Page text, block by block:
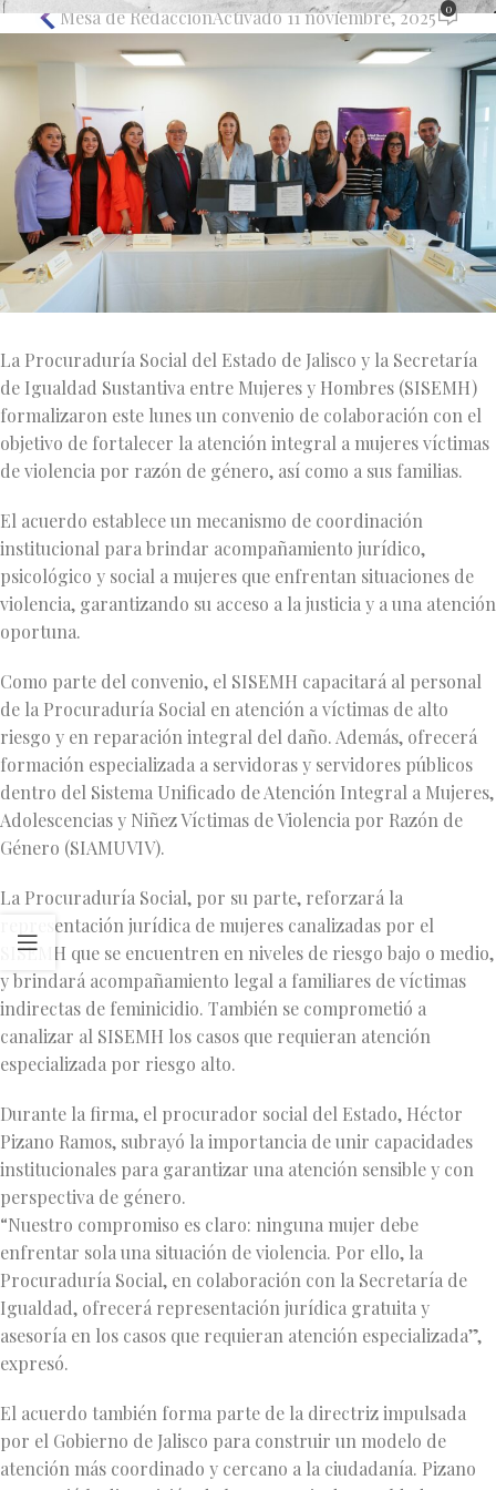
Mesa de RedacciónActivado 11 noviembre, 2025 0
La Procuraduría Social del Estado de Jalisco y la Secretaría
de Igualdad Sustantiva entre Mujeres y Hombres (SISEMH)
formalizaron este lunes un convenio de colaboración con el
objetivo de fortalecer la atención integral a mujeres víctimas
de violencia por razón de género, así como a sus familias.
El acuerdo establece un mecanismo de coordinación
institucional para brindar acompañamiento jurídico,
psicológico y social a mujeres que enfrentan situaciones de
violencia, garantizando su acceso a la justicia y a una atención
oportuna.
Como parte del convenio, el SISEMH capacitará al personal
de la Procuraduría Social en atención a víctimas de alto
riesgo y en reparación integral del daño. Además, ofrecerá
formación especializada a servidoras y servidores públicos
dentro del Sistema Unificado de Atención Integral a Mujeres,
Adolescencias y Niñez Víctimas de Violencia por Razón de
Género (SIAMUVIV).
La Procuraduría Social, por su parte, reforzará la
representación jurídica de mujeres canalizadas por el
SISEMH que se encuentren en niveles de riesgo bajo o medio,
y brindará acompañamiento legal a familiares de víctimas
indirectas de feminicidio. También se comprometió a
canalizar al SISEMH los casos que requieran atención
especializada por riesgo alto.
Durante la firma, el procurador social del Estado, Héctor
Pizano Ramos, subrayó la importancia de unir capacidades
institucionales para garantizar una atención sensible y con
perspectiva de género.
“Nuestro compromiso es claro: ninguna mujer debe
enfrentar sola una situación de violencia. Por ello, la
Procuraduría Social, en colaboración con la Secretaría de
Igualdad, ofrecerá representación jurídica gratuita y
asesoría en los casos que requieran atención especializada”,
expresó.
El acuerdo también forma parte de la directriz impulsada
por el Gobierno de Jalisco para construir un modelo de
atención más coordinado y cercano a la ciudadanía. Pizano